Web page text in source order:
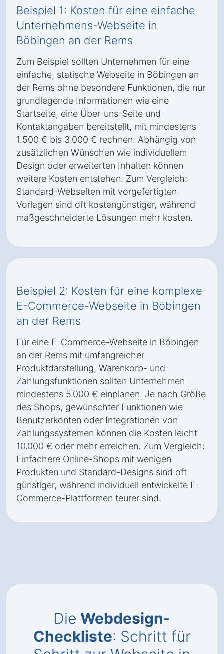
Beispiel 1: Kosten für eine einfache
Unternehmens-Webseite in
Böbingen an der Rems
Zum Beispiel sollten Unternehmen für eine
einfache, statische Webseite in Böbingen an
der Rems ohne besondere Funktionen, die nur
grundlegende Informationen wie eine
Startseite, eine Über-uns-Seite und
Kontaktangaben bereitstellt, mit mindestens
1.500 € bis 3.000 € rechnen. Abhängig von
zusätzlichen Wünschen wie individuellem
Design oder erweiterten Inhalten können
weitere Kosten entstehen. Zum Vergleich:
Standard-Webseiten mit vorgefertigten
Vorlagen sind oft kostengünstiger, während
maßgeschneiderte Lösungen mehr kosten.
Beispiel 2: Kosten für eine komplexe
E-Commerce-Webseite in Böbingen
an der Rems
Für eine E-Commerce-Webseite in Böbingen
an der Rems mit umfangreicher
Produktdarstellung, Warenkorb- und
Zahlungsfunktionen sollten Unternehmen
mindestens 5.000 € einplanen. Je nach Größe
des Shops, gewünschter Funktionen wie
Benutzerkonten oder Integrationen von
Zahlungssystemen können die Kosten leicht
10.000 € oder mehr erreichen. Zum Vergleich:
Einfachere Online-Shops mit wenigen
Produkten und Standard-Designs sind oft
günstiger, während individuell entwickelte E-
Commerce-Plattformen teurer sind.
Die Webdesign-
Checkliste: Schritt für